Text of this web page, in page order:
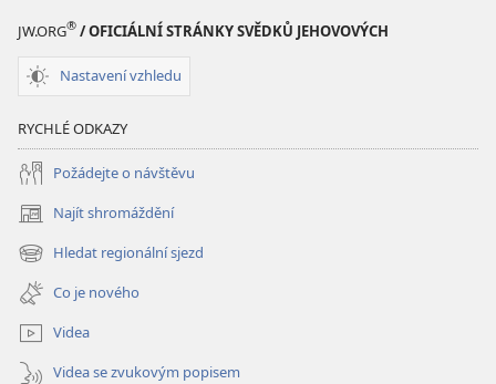
Červenec 2008
JW.ORG® / OFICIÁLNÍ STRÁNKY SVĚDKŮ JEHOVOVÝCH
Nastavení vzhledu
RYCHLÉ ODKAZY
Požádejte o návštěvu
Najít shromáždění
(otevřeno
nové
okno)
Hledat regionální sjezd
(otevřeno
nové
okno)
Co je nového
Videa
Videa se zvukovým popisem